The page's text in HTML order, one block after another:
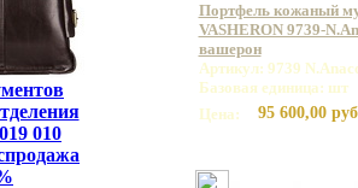
010
Портфель кожаный
VASHERON 9739-
вашерон
Артикул: 9739
Базовая единица: шт
Цена:
95 600,00